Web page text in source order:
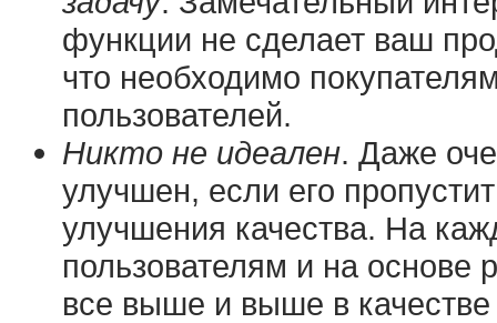
функции не сделает ваш
что необходимо
пользователей.
Никто не идеален. Даже
улучшен, если его
улучшения качества. На
пользователям и на основе
все выше и выше в качестве